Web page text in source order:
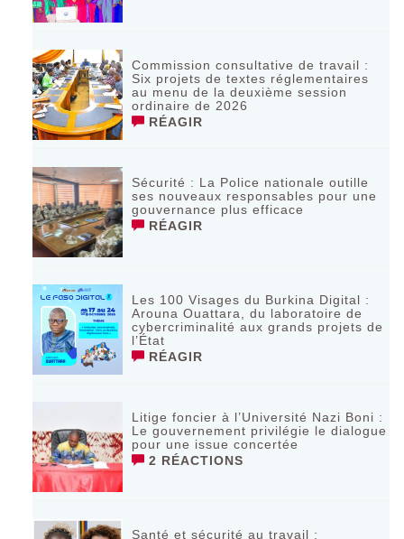
Commission consultative de travail :
Six projets de textes réglementaires
au menu de la deuxième session
ordinaire de 2026
RÉAGIR
Sécurité : La Police nationale outille
ses nouveaux responsables pour une
gouvernance plus efficace
RÉAGIR
Les 100 Visages du Burkina Digital :
Arouna Ouattara, du laboratoire de
cybercriminalité aux grands projets de
l’État
RÉAGIR
Litige foncier à l’Université Nazi Boni :
Le gouvernement privilégie le dialogue
pour une issue concertée
2 RÉACTIONS
Santé et sécurité au travail :